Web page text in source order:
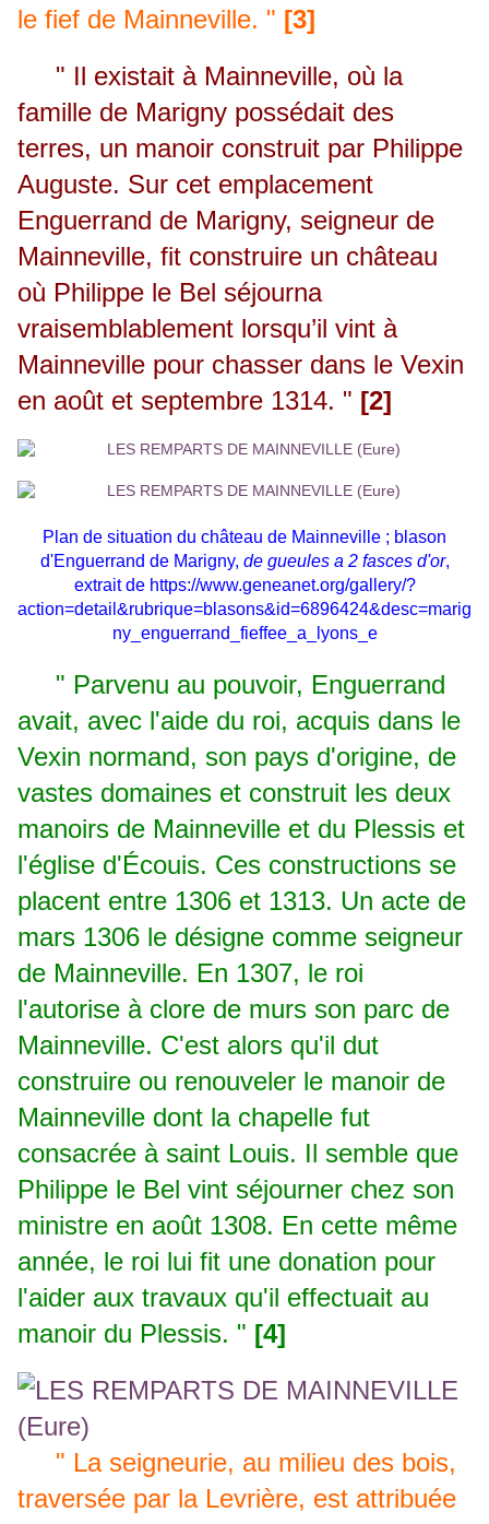
le fief de Mainneville. " [3]
" Il existait à Mainneville, où la
famille de Marigny possédait des
terres, un manoir construit par Philippe
Auguste. Sur cet emplacement
Enguerrand de Marigny, seigneur de
Mainneville, fit construire un château
où Philippe le Bel séjourna
vraisemblablement lorsqu’il vint à
Mainneville pour chasser dans le Vexin
en août et septembre 1314. " [2]
Plan de situation du château de Mainneville ; blason
d'Enguerrand de Marigny, de gueules a 2 fasces d'or,
extrait de https://www.geneanet.org/gallery/?
action=detail&rubrique=blasons&id=6896424&desc=marig
ny_enguerrand_fieffee_a_lyons_e
" Parvenu au pouvoir, Enguerrand
avait, avec l'aide du roi, acquis dans le
Vexin normand, son pays d'origine, de
vastes domaines et construit les deux
manoirs de Mainneville et du Plessis et
l'église d'Écouis. Ces constructions se
placent entre 1306 et 1313. Un acte de
mars 1306 le désigne comme seigneur
de Mainneville. En 1307, le roi
l'autorise à clore de murs son parc de
Mainneville. C'est alors qu'il dut
construire ou renouveler le manoir de
Mainneville dont la chapelle fut
consacrée à saint Louis. Il semble que
Philippe le Bel vint séjourner chez son
ministre en août 1308. En cette même
année, le roi lui fit une donation pour
l'aider aux travaux qu'il effectuait au
manoir du Plessis. " [4]
" La seigneurie, au milieu des bois,
traversée par la Levrière, est attribuée